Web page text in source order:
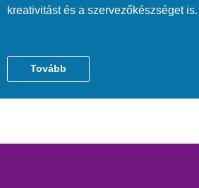
kreativitást és a szervezőkészséget is.
Tovább